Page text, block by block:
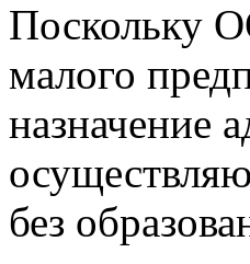
Поскольку
малого
назначение
без